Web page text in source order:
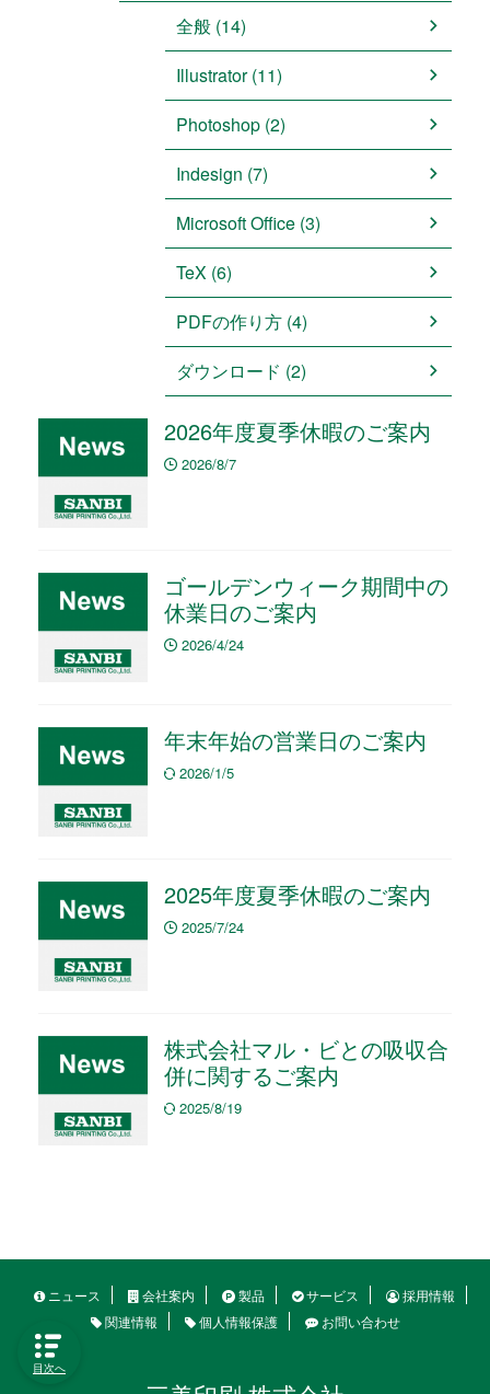
全般 (14)
Illustrator (11)
Photoshop (2)
Indesign (7)
Microsoft Office (3)
TeX (6)
PDFの作り方 (4)
ダウンロード (2)
2026年度夏季休暇のご案内
2026/8/7
ゴールデンウィーク期間中の
休業日のご案内
2026/4/24
年末年始の営業日のご案内
2026/1/5
2025年度夏季休暇のご案内
2025/7/24
株式会社マル・ビとの吸収合
併に関するご案内
2025/8/19
ニュース 会社案内 製品 サービス
採用情報
関連情報
個人情報保護 お問い合わせ
目次へ